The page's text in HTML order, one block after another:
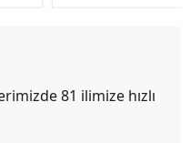
81 ilimize hızlı